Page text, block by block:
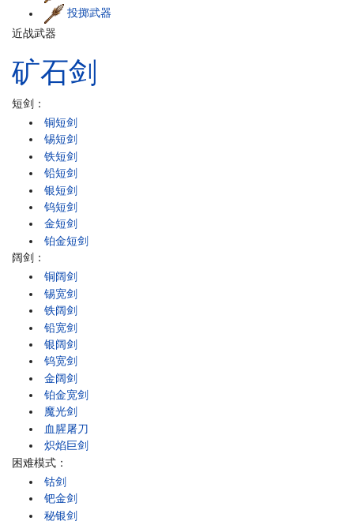
投掷武器
近战武器
矿石剑
短剑：
铜短剑
锡短剑
铁短剑
铅短剑
银短剑
钨短剑
金短剑
铂金短剑
阔剑：
铜阔剑
锡宽剑
铁阔剑
铅宽剑
银阔剑
钨宽剑
金阔剑
铂金宽剑
魔光剑
血腥屠刀
炽焰巨剑
困难模式：
钴剑
钯金剑
秘银剑